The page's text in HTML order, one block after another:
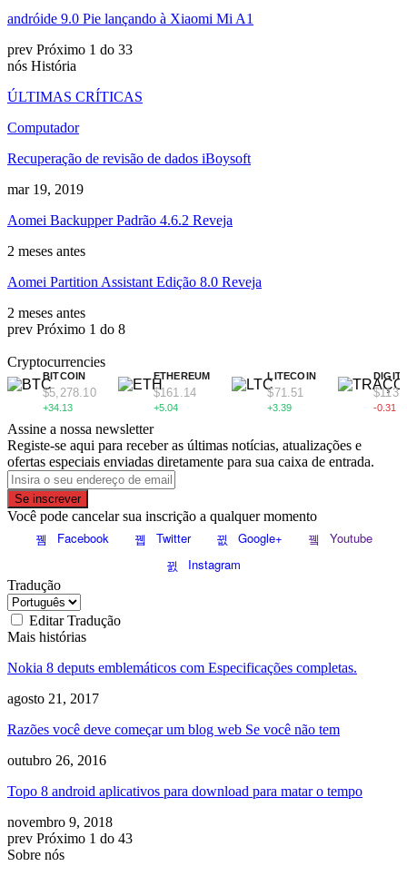
andróide 9.0 Pie lançando à Xiaomi Mi A1
prev Próximo 1 do 33
nós História
ÚLTIMAS CRÍTICAS
Computador
Recuperação de revisão de dados iBoysoft
mar 19, 2019
Aomei Backupper Padrão 4.6.2 Reveja
2 meses antes
Aomei Partition Assistant Edição 8.0 Reveja
2 meses antes
prev Próximo 1 do 8
Cryptocurrencies
BITCOIN
$5,278.10
+34.13
ETHEREUM
$161.14
+5.04
LITECOIN
$71.51
+3.39 -0.31
Assine a nossa newsletter
Registe-se aqui para receber as últimas notícias, atualizações e
ofertas especiais enviadas diretamente para sua caixa de entrada.
Se inscrever
Você pode cancelar sua inscrição a qualquer momento
Facebook Twitter Google+
Youtube
Instagram
Tradução
Editar Tradução
Mais histórias
Nokia 8 deputs emblemáticos com Especificações completas.
agosto 21, 2017
Razões você deve começar um blog web Se você não tem
outubro 26, 2016
Topo 8 android aplicativos para download para matar o tempo
novembro 9, 2018
prev Próximo 1 do 43
Sobre nós